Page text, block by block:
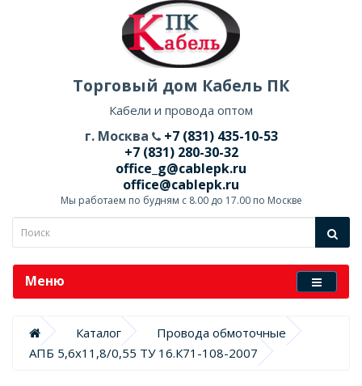
Торговый дом Кабель ПК
Кабели и провода оптом
г. Москва
+7 (831) 435-10-53
+7 (831) 280-30-32
office_g@cablepk.ru
office@cablepk.ru
Мы работаем по будням с 8.00 до 17.00 по Москве
Меню
Каталог
Провода обмоточные
АПБ 5,6х11,8/0,55 ТУ 16.К71-108-2007